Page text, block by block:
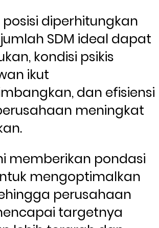
posisi diperhitungkan
SDM ideal dapat
kondisi psikis
ikut
dan efisiensi
meningkat
memberikan pondasi
mengoptimalkan
perusahaan
targetnya